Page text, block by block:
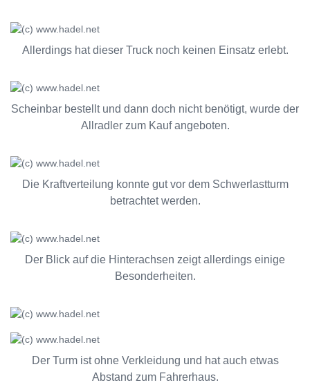
Allerdings hat dieser Truck noch keinen Einsatz erlebt.
Scheinbar bestellt und dann doch nicht benötigt, wurde der
Allradler zum Kauf angeboten.
Die Kraftverteilung konnte gut vor dem Schwerlastturm
betrachtet werden.
Der Blick auf die Hinterachsen zeigt allerdings einige
Besonderheiten.
Der Turm ist ohne Verkleidung und hat auch etwas
Abstand zum Fahrerhaus.